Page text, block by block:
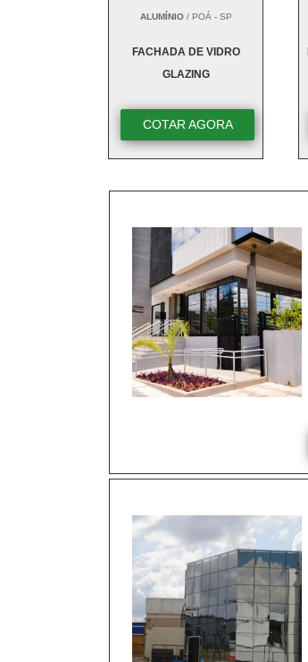
ALUMÍNIO/ POÁ - SP
FACHADA DE VIDRO
GLAZING
COTAR AGORA